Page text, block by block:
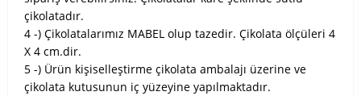
çikolatadır.
4 -) Çikolatalarımız MABEL olup tazedir. Çikolata ölçüleri 4
X 4 cm.dir.
5 -) Ürün kişiselleştirme çikolata ambalajı üzerine ve
çikolata kutusunun iç yüzeyine yapılmaktadır.